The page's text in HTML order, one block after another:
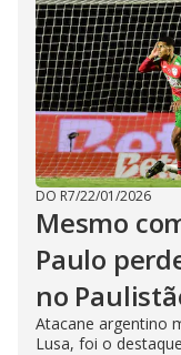
DO R7/22/01/2026
Mesmo
Paulo
no
Atacane argentino
Lusa, foi o